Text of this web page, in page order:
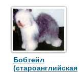
Бобтейл
(староанглийская